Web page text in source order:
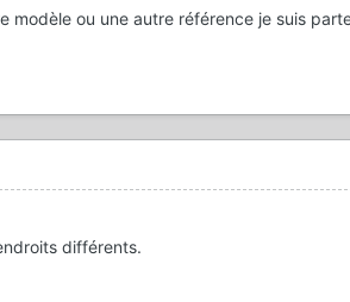
ou une autre référence je suis
différents.